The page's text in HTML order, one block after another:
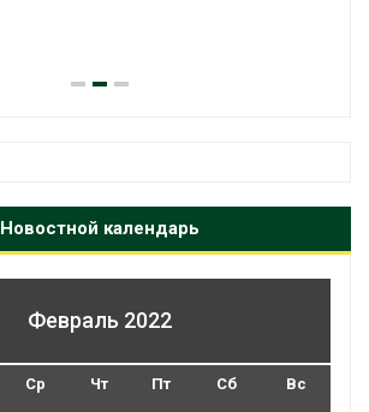
Новостной календарь
Февраль 2022
Ср Чт Пт Сб Вс